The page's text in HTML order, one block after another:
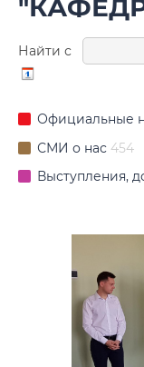
СМИ о нас
Выступления,
Календарь
Видео
Анкеты и
Контакты для
Найти с
Официальные
СМИ о нас 454
Выступления,